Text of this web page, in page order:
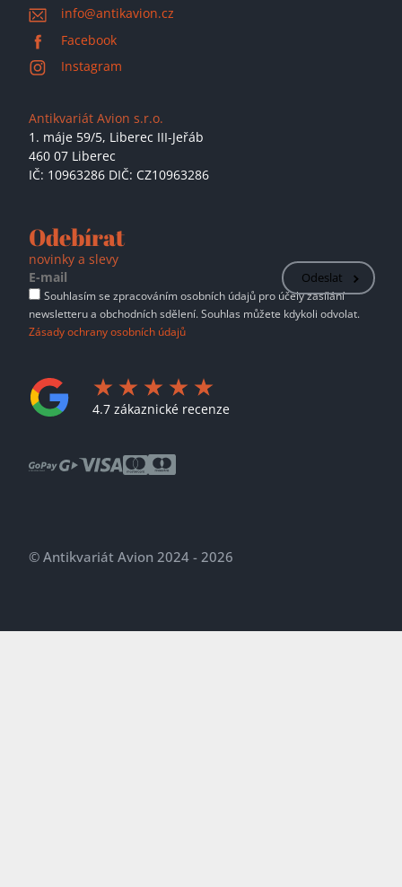
info@antikavion.cz
Facebook
Instagram
Antikvariát Avion s.r.o.
1. máje 59/5, Liberec III-Jeřáb
460 07 Liberec
IČ: 10963286 DIČ: CZ10963286
Odebírat
novinky a slevy
Odeslat
Souhlasím se zpracováním osobních údajů pro účely zasílání
newsletteru a obchodních sdělení. Souhlas můžete kdykoli odvolat.
Zásady ochrany osobních údajů
4.7 zákaznické recenze
© Antikvariát Avion 2024 - 2026